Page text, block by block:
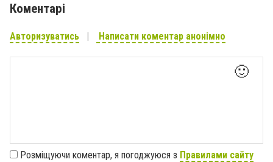
Коментарі
Авторизуватись Написати коментар анонімно
🙂
Розміщуючи коментар, я погоджуюся з Правилами сайту